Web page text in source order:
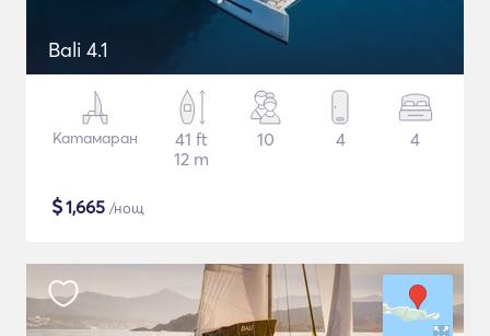
Bali 4.1
Катамаран
41 ft
12 m
10 4 4
$1,665 /нощ